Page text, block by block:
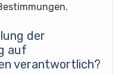
der
auf
verantwortlich?